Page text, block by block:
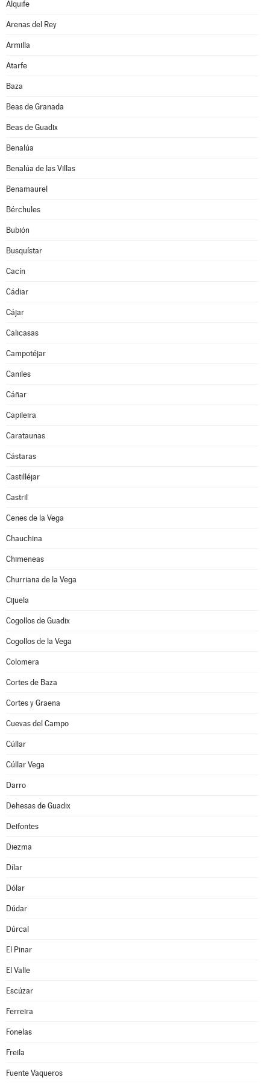
Alquife
Arenas del Rey
Armilla
Atarfe
Baza
Beas de Granada
Beas de Guadix
Benalúa
Benalúa de las Villas
Benamaurel
Bérchules
Bubión
Busquístar
Cacín
Cádiar
Cájar
Calicasas
Campotéjar
Caniles
Cáñar
Capileira
Carataunas
Cástaras
Castilléjar
Castril
Cenes de la Vega
Chauchina
Chimeneas
Churriana de la Vega
Cijuela
Cogollos de Guadix
Cogollos de la Vega
Colomera
Cortes de Baza
Cortes y Graena
Cuevas del Campo
Cúllar
Cúllar Vega
Darro
Dehesas de Guadix
Deifontes
Diezma
Dílar
Dólar
Dúdar
Dúrcal
El Pinar
El Valle
Escúzar
Ferreira
Fonelas
Freila
Fuente Vaqueros